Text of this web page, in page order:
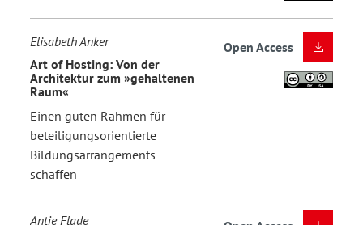
Elisabeth Anker
Art of Hosting: Von der
Architektur zum »gehaltenen
Raum«
Einen guten Rahmen für
beteiligungsorientierte
Bildungsarrangements
schaffen
Open Access
Antje Flade